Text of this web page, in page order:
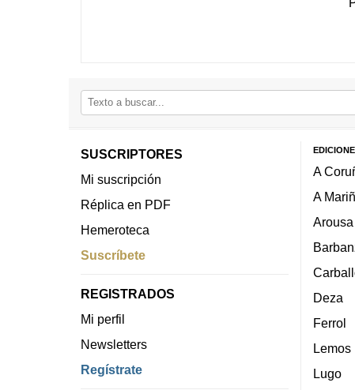
SUSCRIPTORES
Mi suscripción
Réplica en PDF
Hemeroteca
Suscríbete
REGISTRADOS
Mi perfil
Newsletters
Regístrate
A
A
Arousa
Deza
Ferrol
Lemos
Lugo